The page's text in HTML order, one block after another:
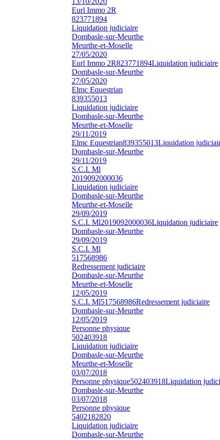
Eurl Immo 2R
823771894
Liquidation judiciaire
Dombasle-sur-Meurthe
Meurthe-et-Moselle
27/05/2020
Eurl Immo 2R823771894Liquidation judiciaire
Dombasle-sur-Meurthe
27/05/2020
Elmc Equestrian
839355013
Liquidation judiciaire
Dombasle-sur-Meurthe
Meurthe-et-Moselle
29/11/2019
Elmc Equestrian839355013Liquidation
Dombasle-sur-Meurthe
29/11/2019
S.C.I. Ml
2019092000036
Liquidation judiciaire
Dombasle-sur-Meurthe
Meurthe-et-Moselle
29/09/2019
S.C.I. Ml2019092000036Liquidation judiciaire
Dombasle-sur-Meurthe
29/09/2019
S.C.I. Ml
517568986
Redressement judiciaire
Dombasle-sur-Meurthe
Meurthe-et-Moselle
12/05/2019
S.C.I. Ml517568986Redressement judiciaire
Dombasle-sur-Meurthe
12/05/2019
Personne physique
502403918
Liquidation judiciaire
Dombasle-sur-Meurthe
Meurthe-et-Moselle
03/07/2018
Personne physique502403918Liquidation
Dombasle-sur-Meurthe
03/07/2018
Personne physique
5402182820
Liquidation judiciaire
Dombasle-sur-Meurthe